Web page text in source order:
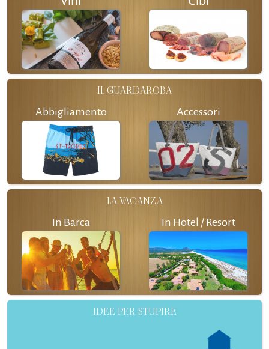
IL GUARDAROBA
Abbigliamento Accessori
LA VACANZA
In Barca In Hotel / Resort
IDEE PER STUPIRE